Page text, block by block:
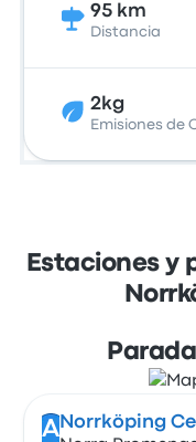
95 km
Distancia
2kg
Emisiones de
Estaciones y
A Norrköping